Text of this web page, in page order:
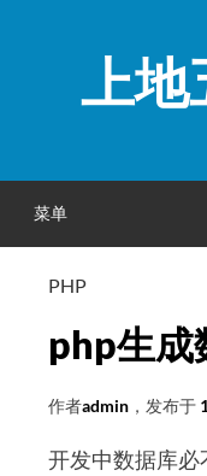
上地
菜单
PHP
php生成
作者admin ，发布于
开发中数据库必